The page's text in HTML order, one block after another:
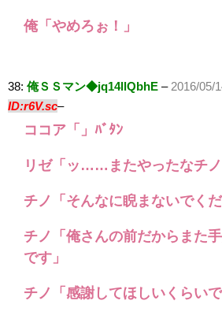
俺「やめろぉ！」
38: 俺ＳＳマン◆jq14llQbhE –2016/05/
ID:r6V.sc–
ココア「」ﾊﾞﾀﾝ
リゼ「ッ……またやったなチノ
チノ「そんなに睨まないでくだ
チノ「俺さんの前だからまた
です」
チノ「感謝してほしいくらいで